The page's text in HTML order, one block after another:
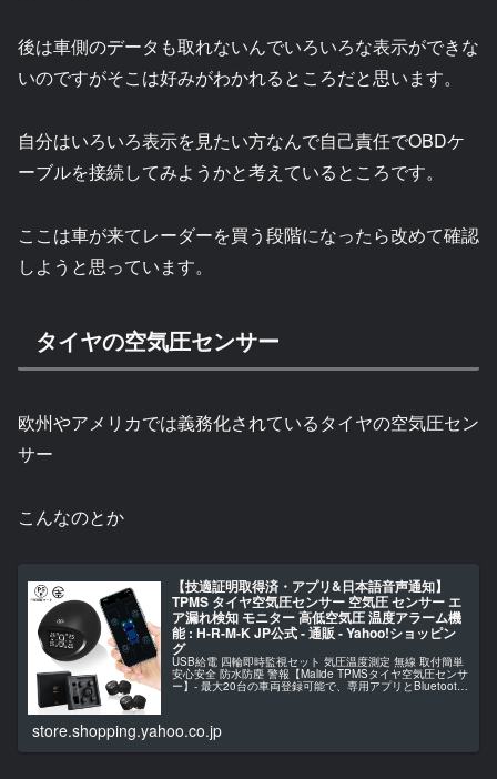
後は車側のデータも取れないんでいろいろな表示ができな
いのですがそこは好みがわかれるところだと思います。
自分はいろいろ表示を見たい方なんで自己責任でOBDケ
ーブルを接続してみようかと考えているところです。
ここは車が来てレーダーを買う段階になったら改めて確認
しようと思っています。
タイヤの空気圧センサー
欧州やアメリカでは義務化されているタイヤの空気圧セン
サー
こんなのとか
【技適証明取得済・アプリ&日本語音声通知】
TPMS タイヤ空気圧センサー 空気圧 センサー エ
ア漏れ検知 モニター 高低空気圧 温度アラーム機
能 : H-R-M-K JP公式 - 通販 - Yahoo!ショッピン
グ
USB給電 四輪即時監視セット 気圧温度測定 無線 取付簡単
安心安全 防水防塵 警報【Malide TPMSタイヤ空気圧センサ
ー】- 最大20台の車両登録可能で、専用アプリとBluetooth
接続でスマホ1台で複数の車両のタイヤ空気圧や温...
store.shopping.yahoo.co.jp